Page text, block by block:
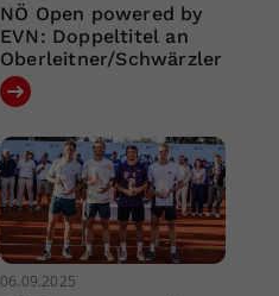
NÖ Open powered by
EVN: Doppeltitel an
Oberleitner/Schwärzler
06.09.2025